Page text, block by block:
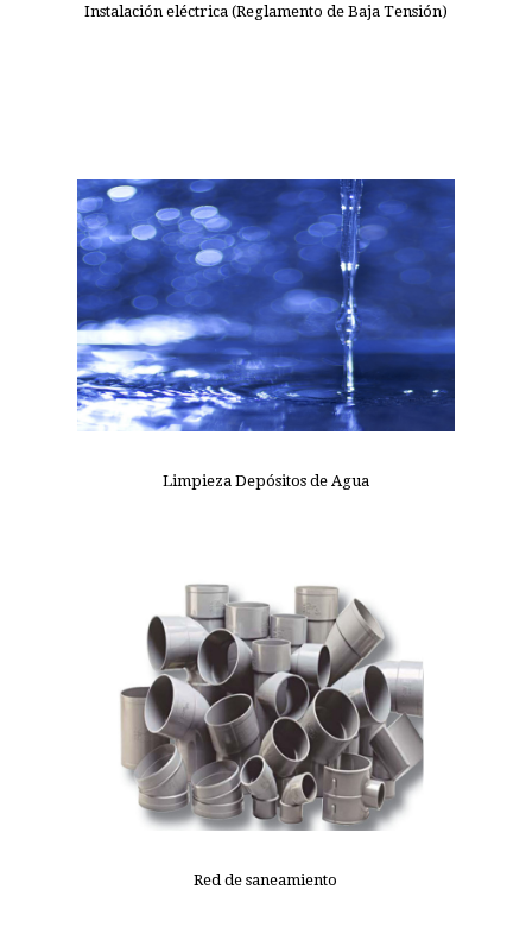
Instalación eléctrica (Reglamento de Baja Tensión)
Limpieza Depósitos de Agua
Red de saneamiento